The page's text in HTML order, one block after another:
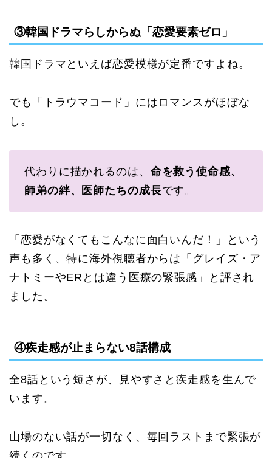
③韓国ドラマらしからぬ「恋愛要素ゼロ」
韓国ドラマといえば恋愛模様が定番ですよね。
でも「トラウマコード」にはロマンスがほぼな
し。
代わりに描かれるのは、 命を救う使命感、
師弟の絆、医師たちの成長です。
「恋愛がなくてもこんなに面白いんだ！」という
声も多く、特に海外視聴者からは「グレイズ・ア
ナトミーやERとは違う医療の緊張感」と評され
ました。
④疾走感が止まらない8話構成
全8話という短さが、見やすさと疾走感を生んで
います。
山場のない話が一切なく、毎回ラストまで緊張が
続くのです。